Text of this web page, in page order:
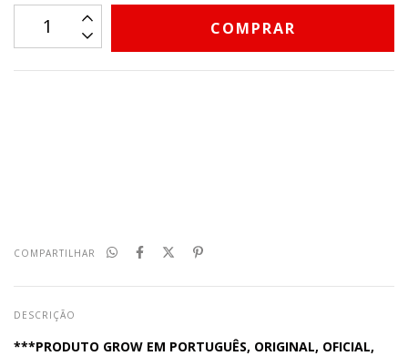
COMPARTILHAR
DESCRIÇÃO
***PRODUTO GROW EM PORTUGUÊS, ORIGINAL, OFICIAL,